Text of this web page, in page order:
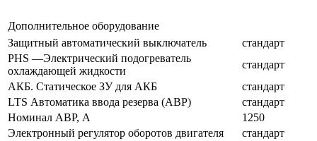
Дополнительное оборудование
Защитный автоматический выключатель
стандарт
PHS —Электрический подогреватель
охлаждающей жидкости
стандарт
АКБ. Статическое ЗУ для АКБ
стандарт
LTS Автоматика ввода резерва (АВР)
стандарт
Номинал АВР, А
1250
Электронный регулятор оборотов двигателя
стандарт